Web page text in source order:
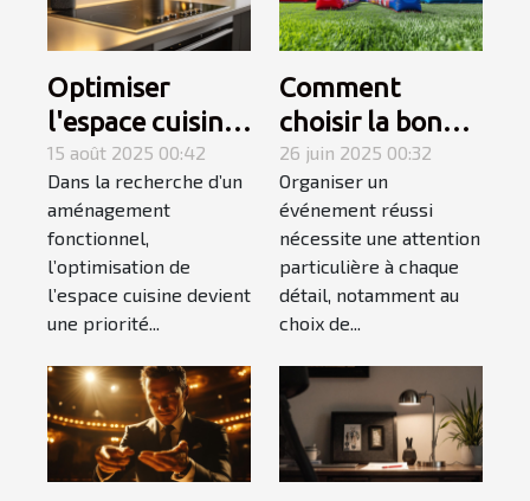
Optimiser
l'espace cuisine
avec une plaque
électrique
adaptée
15 août 2025 00:42
Dans la recherche d’un
aménagement
fonctionnel,
l’optimisation de
l’espace cuisine devient
une priorité...
Comment
choisir la bonne
structure
gonflable pour
votre
événement ?
26 juin 2025 00:32
Organiser un
événement réussi
nécessite une attention
particulière à chaque
détail, notamment au
choix de...